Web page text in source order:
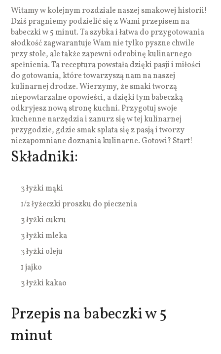
Witamy w kolejnym rozdziale naszej smakowej historii!
Dziś pragniemy podzielić się z Wami przepisem na
babeczki w 5 minut. Ta szybka i łatwa do przygotowania
słodkość zagwarantuje Wam nie tylko pyszne chwile
przy stole, ale także zapewni odrobinę kulinarnego
spełnienia. Ta receptura powstała dzięki pasji i miłości
do gotowania, które towarzyszą nam na naszej
kulinarnej drodze. Wierzymy, że smaki tworzą
niepowtarzalne opowieści, a dzięki tym babeczką
odkryjesz nową stronę kuchni. Przygotuj swoje
kuchenne narzędzia i zanurz się w tej kulinarnej
przygodzie, gdzie smak splata się z pasją i tworzy
niezapomniane doznania kulinarne. Gotowi? Start!
Składniki:
3 łyżki mąki
1/2 łyżeczki proszku do pieczenia
3 łyżki cukru
3 łyżki mleka
3 łyżki oleju
1 jajko
3 łyżki kakao
Przepis na babeczki w 5
minut